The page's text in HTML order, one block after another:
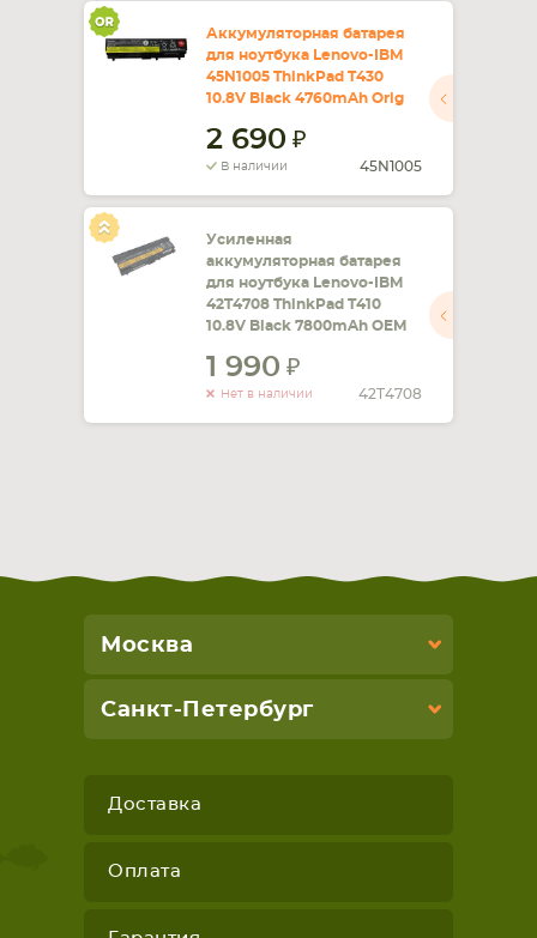
Аккумуляторная батарея
для ноутбука Lenovo-IBM
45N1005 ThinkPad T430
10.8V Black 4760mAh Orig
2 690
В наличии 45N1005
Усиленная
аккумуляторная батарея
для ноутбука Lenovo-IBM
42T4708 ThinkPad T410
10.8V Black 7800mAh OEM
1 990
Нет в наличии 42T4708
Москва
Санкт-Петербург
Доставка
Оплата